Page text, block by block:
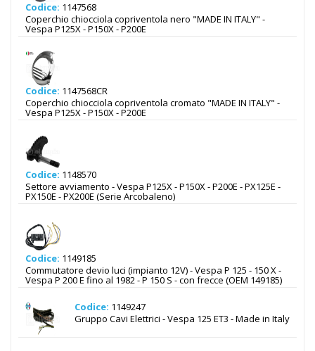
Codice: 1147568
Coperchio chiocciola copriventola nero "MADE IN ITALY" -
Vespa P125X - P150X - P200E
Codice: 1147568CR
Coperchio chiocciola copriventola cromato "MADE IN ITALY" -
Vespa P125X - P150X - P200E
Codice: 1148570
Settore avviamento - Vespa P125X - P150X - P200E - PX125E -
PX150E - PX200E (Serie Arcobaleno)
Codice: 1149185
Commutatore devio luci (impianto 12V) - Vespa P 125 - 150 X -
Vespa P 200 E fino al 1982 - P 150 S - con frecce (OEM 149185)
Codice: 1149247
Gruppo Cavi Elettrici - Vespa 125 ET3 - Made in Italy